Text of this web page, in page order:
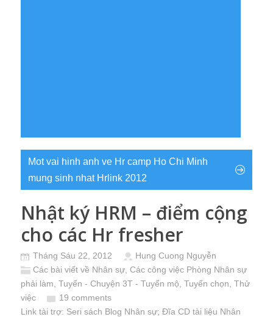
Mot vai hinh anh ve Hr camp Ho Chi Minh
mung sinh nhat Hrlink 2012
Nhật ký HRM – điểm cộng
cho các Hr fresher
Tháng Sáu 22, 2012
Hung Cuong Nguyễn
Các bài viết về Nhân sự Các công việc Phòng Nhân sự
phải làm Tuyển - Chuyện 3T - Tuyển mộ, Tuyển chọn, Thử
việc
19 comments
Link tài trợ: Seri sách Blog Nhân sự; Đĩa CD tài liệu Nhân